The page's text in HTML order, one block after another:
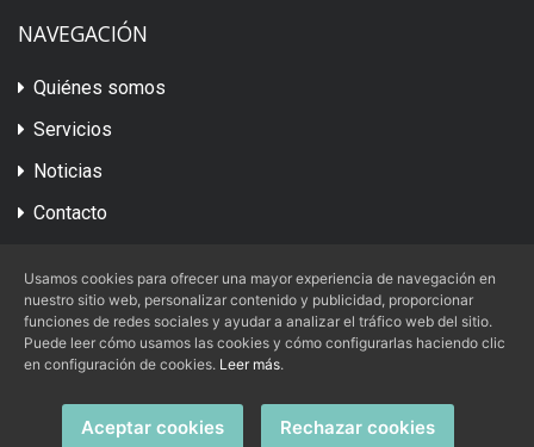
NAVEGACIÓN
Quiénes somos
Servicios
Noticias
Contacto
Aviso Legal | Condiciones de Uso
|
Política de Privacidad
| Política de Cookies
Camisería Henares, SL - Todos los derechos reservados.
Usamos cookies para ofrecer una mayor experiencia de navegación en
nuestro sitio web, personalizar contenido y publicidad, proporcionar
funciones de redes sociales y ayudar a analizar el tráfico web del sitio.
Puede leer cómo usamos las cookies y cómo configurarlas haciendo clic
en configuración de cookies. Leer más.
Aceptar cookies Rechazar cookies